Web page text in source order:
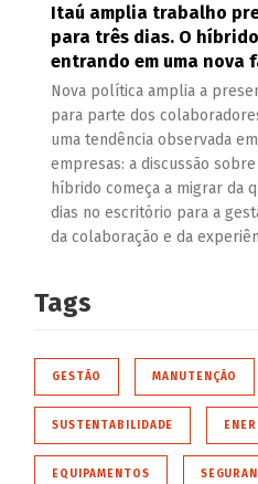
Itaú amplia trabalho
para três dias. O
entrando em uma nova
Nova política amplia a
para parte dos
uma tendência observada
empresas: a discussão
híbrido começa a migrar da
dias no escritório para a
da colaboração e da
Tags
GESTÃO MANUTENÇÃO
SUSTENTABILIDADE
EQUIPAMENTOS